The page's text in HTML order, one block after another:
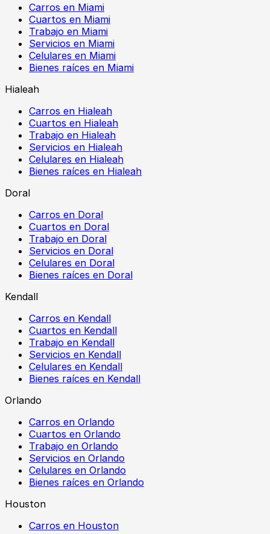
Carros en Miami
Cuartos en Miami
Trabajo en Miami
Servicios en Miami
Celulares en Miami
Bienes raíces en Miami
Hialeah
Carros en Hialeah
Cuartos en Hialeah
Trabajo en Hialeah
Servicios en Hialeah
Celulares en Hialeah
Bienes raíces en Hialeah
Doral
Carros en Doral
Cuartos en Doral
Trabajo en Doral
Servicios en Doral
Celulares en Doral
Bienes raíces en Doral
Kendall
Carros en Kendall
Cuartos en Kendall
Trabajo en Kendall
Servicios en Kendall
Celulares en Kendall
Bienes raíces en Kendall
Orlando
Carros en Orlando
Cuartos en Orlando
Trabajo en Orlando
Servicios en Orlando
Celulares en Orlando
Bienes raíces en Orlando
Houston
Carros en Houston